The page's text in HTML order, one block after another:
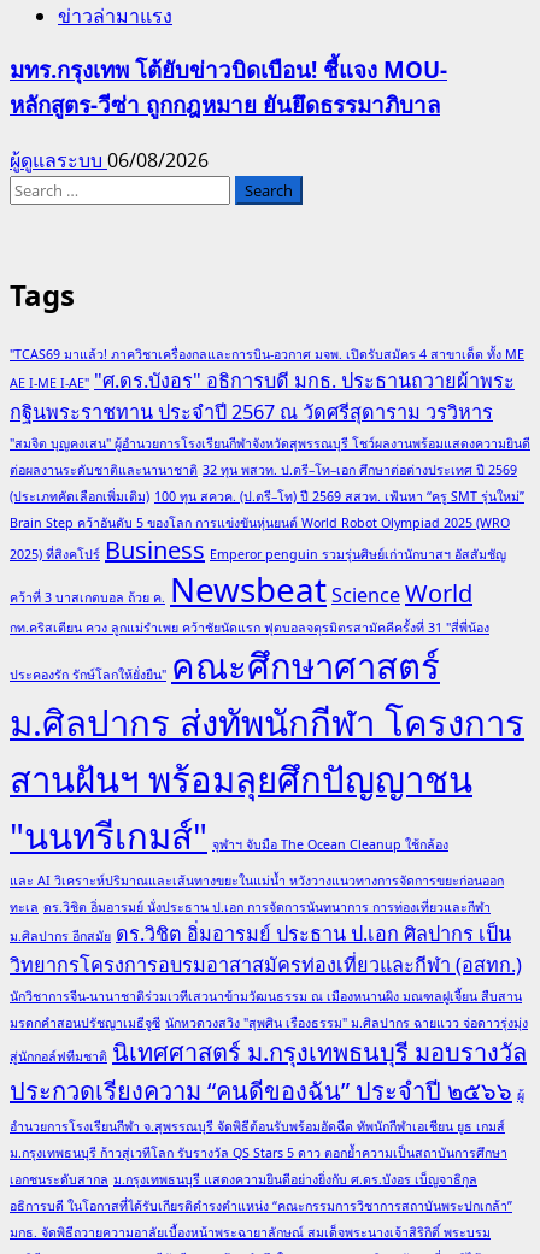
ข่าวล่ามาแรง
มทร.กรุงเทพ โต้ยับข่าวบิดเบือน! ชี้แจง MOU-
หลักสูตร-วีซ่า ถูกกฎหมาย ยันยึดธรรมาภิบาล
ผู้ดูแลระบบ 06/08/2026
Search
Tags
"TCAS69 มาแล้ว! ภาควิชาเครื่องกลและการบิน-อวกาศ มจพ. เปิดรับสมัคร 4 สาขาเด็ด ทั้ง ME
AE I-ME I-AE" "ศ.ดร.บังอร" อธิการบดี มกธ. ประธานถวายผ้าพระ
กฐินพระราชทาน ประจำปี 2567 ณ วัดศรีสุดาราม วรวิหาร
"สมจิต บุญคงเสน" ผู้อำนวยการโรงเรียนกีฬาจังหวัดสุพรรณบุรี โชว์ผลงานพร้อมแสดงความยินดี
ต่อผลงานระดับชาติและนานาชาติ 32 ทุน พสวท. ป.ตรี–โท–เอก ศึกษาต่อต่างประเทศ ปี 2569
(ประเภทคัดเลือกเพิ่มเติม) 100 ทุน สควค. (ป.ตรี–โท) ปี 2569 สสวท. เฟ้นหา “ครู SMT รุ่นใหม่”
Brain Step คว้าอันดับ 5 ของโลก การแข่งขันหุ่นยนต์ World Robot Olympiad 2025 (WRO
2025) ที่สิงคโปร์ Business Emperor penguin รวมรุ่นศิษย์เก่านักบาสฯ อัสสัมชัญ
คว้าที่ 3 บาสเกตบอล ถ้วย ค. NewsbeatScienceWorld
กท.คริสเตียน ควง ลูกแม่รำเพย คว้าชัยนัดแรก ฟุตบอลจตุรมิตรสามัคคีครั้งที่ 31 "สี่พี่น้อง
ประคองรัก รักษ์โลกให้ยั่งยืน" คณะศึกษาศาสตร์
ม.ศิลปากร ส่งทัพนักกีฬา โครงการ
สานฝันฯ พร้อมลุยศึกปัญญาชน
"นนทรีเกมส์" จุฬาฯ จับมือ The Ocean Cleanup ใช้กล้อง
และ AI วิเคราะห์ปริมาณและเส้นทางขยะในแม่น้ำ หวังวางแนวทางการจัดการขยะก่อนออก
ทะเล ดร.วิชิต อิ่มอารมย์ นั่งประธาน ป.เอก การจัดการนันทนาการ การท่องเที่ยวและกีฬา
ม.ศิลปากร อีกสมัย ดร.วิชิต อิ่มอารมย์ ประธาน ป.เอก ศิลปากร เป็น
วิทยากรโครงการอบรมอาสาสมัครท่องเที่ยวและกีฬา (อสทก.)
นักวิชาการจีน-นานาชาติร่วมเวทีเสวนาข้ามวัฒนธรรม ณ เมืองหนานผิง มณฑลฝูเจี้ยน สืบสาน
มรดกคำสอนปรัชญาเมธีจูซี นักหวดวงสวิง "สุพศิน เรืองธรรม" ม.ศิลปากร ฉายแวว จ่อดาวรุ่งมุ่ง
สู่นักกอล์ฟทีมชาติ นิเทศศาสตร์ ม.กรุงเทพธนบุรี มอบรางวัล
ประกวดเรียงความ “คนดีของฉัน” ประจำปี ๒๕๖๖ ผู้
อำนวยการโรงเรียนกีฬา จ.สุพรรณบุรี จัดพิธีต้อนรับพร้อมอัดฉีด ทัพนักกีฬาเอเชียน ยูธ เกมส์
ม.กรุงเทพธนบุรี ก้าวสู่เวทีโลก รับรางวัล QS Stars 5 ดาว ตอกย้ำความเป็นสถาบันการศึกษา
เอกชนระดับสากล ม.กรุงเทพธนบุรี แสดงความยินดีอย่างยิ่งกับ ศ.ดร.บังอร เบ็ญจาธิกุล
อธิการบดี ในโอกาสที่ได้รับเกียรติดำรงตำแหน่ง “คณะกรรมการวิชาการสถาบันพระปกเกล้า”
มกธ. จัดพิธีถวายความอาลัยเบื้องหน้าพระฉายาลักษณ์ สมเด็จพระนางเจ้าสิริกิติ์ พระบรม